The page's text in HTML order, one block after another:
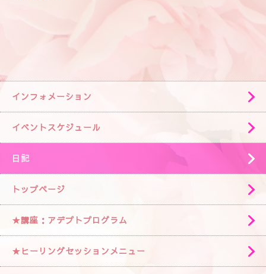
インフォメーション
イベントスケジュール
日記
トップページ
★講座：アデプトプログラム
★ヒーリングセッションメニュー